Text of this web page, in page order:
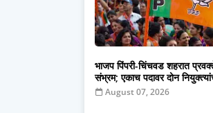
भाजप पिंपरी-चिंचवड शहरात
संभ्रम; एकाच पदावर दोन
August 07, 2026